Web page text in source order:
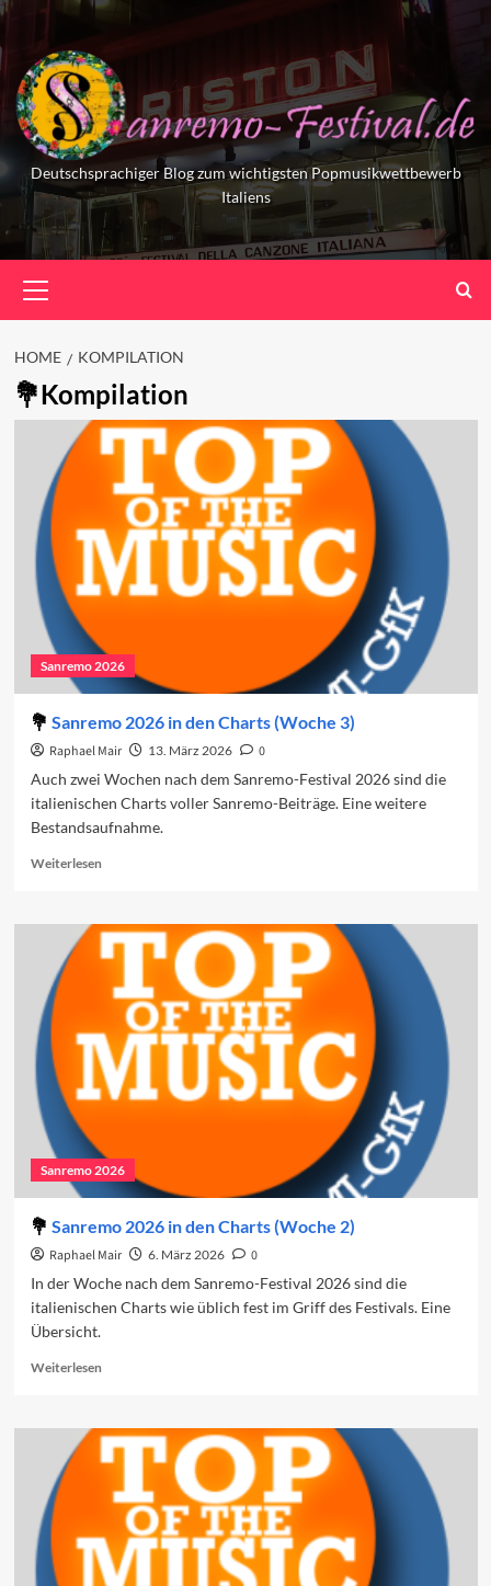
Skip
to
content
Deutschsprachiger Blog zum wichtigsten Popmusikwettbewerb
Italiens
Menu
HOME KOMPILATION
Kompilation
Sanremo 2026
Sanremo 2026 in den Charts (Woche 3)
Raphael Mair 13. März 2026
0
Auch zwei Wochen nach dem Sanremo-Festival 2026 sind die
italienischen Charts voller Sanremo-Beiträge. Eine weitere
Bestandsaufnahme.
WeiterlesenRead
Sanremo
2026
in
den
Charts
(Woche
3)
Sanremo 2026
Sanremo 2026 in den Charts (Woche 2)
Raphael Mair 6. März 2026
0
In der Woche nach dem Sanremo-Festival 2026 sind die
italienischen Charts wie üblich fest im Griff des Festivals. Eine
Übersicht.
WeiterlesenRead
Sanremo
2026
in
den
Charts
(Woche
2)